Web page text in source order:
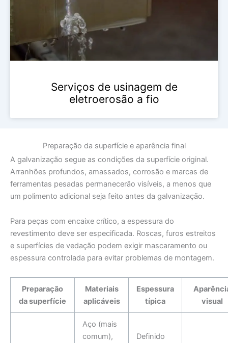
Serviços de usinagem de
eletroerosão a fio
Preparação da superfície e aparência final
A galvanização segue as condições da superfície original.
Arranhões profundos, amassados, corrosão e marcas de
ferramentas pesadas permanecerão visíveis, a menos que
um polimento adicional seja feito antes da galvanização.
Para peças com encaixe crítico, a espessura do
revestimento deve ser especificada. Roscas, furos estreitos
e superfícies de vedação podem exigir mascaramento ou
espessura controlada para evitar problemas de montagem.
Preparação
da superfície
Materiais
aplicáveis
Espessura
típica
visual
Aço (mais
comum),
Definido